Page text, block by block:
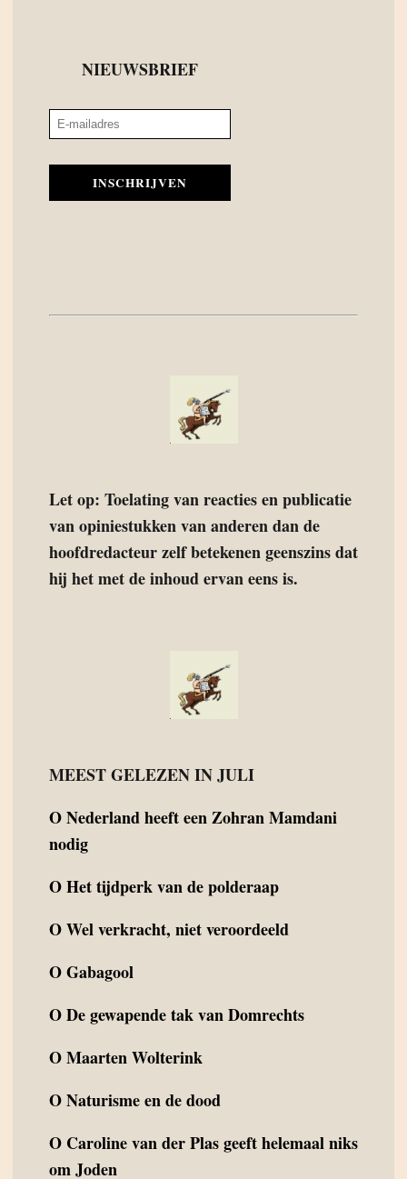
NIEUWSBRIEF
INSCHRIJVEN
Let op: Toelating van reacties en publicatie
van opiniestukken van anderen dan de
hoofdredacteur zelf betekenen geenszins dat
hij het met de inhoud ervan eens is.
MEEST GELEZEN IN JULI
ONederland heeft een Zohran Mamdani
nodig
OHet tijdperk van de polderaap
OWel verkracht, niet veroordeeld
OGabagool
ODe gewapende tak van Domrechts
OMaarten Wolterink
ONaturisme en de dood
O Caroline van der Plas geeft helemaal niks
om Joden